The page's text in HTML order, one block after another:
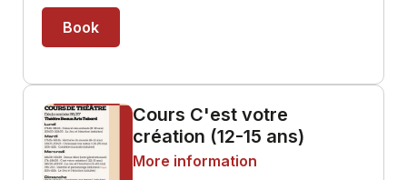
Book
Cours C'est votre
création (12-15 ans)
More information